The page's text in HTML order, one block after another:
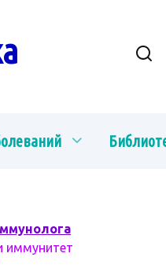
иммунитет